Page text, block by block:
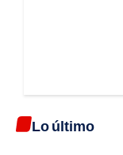
Lo último